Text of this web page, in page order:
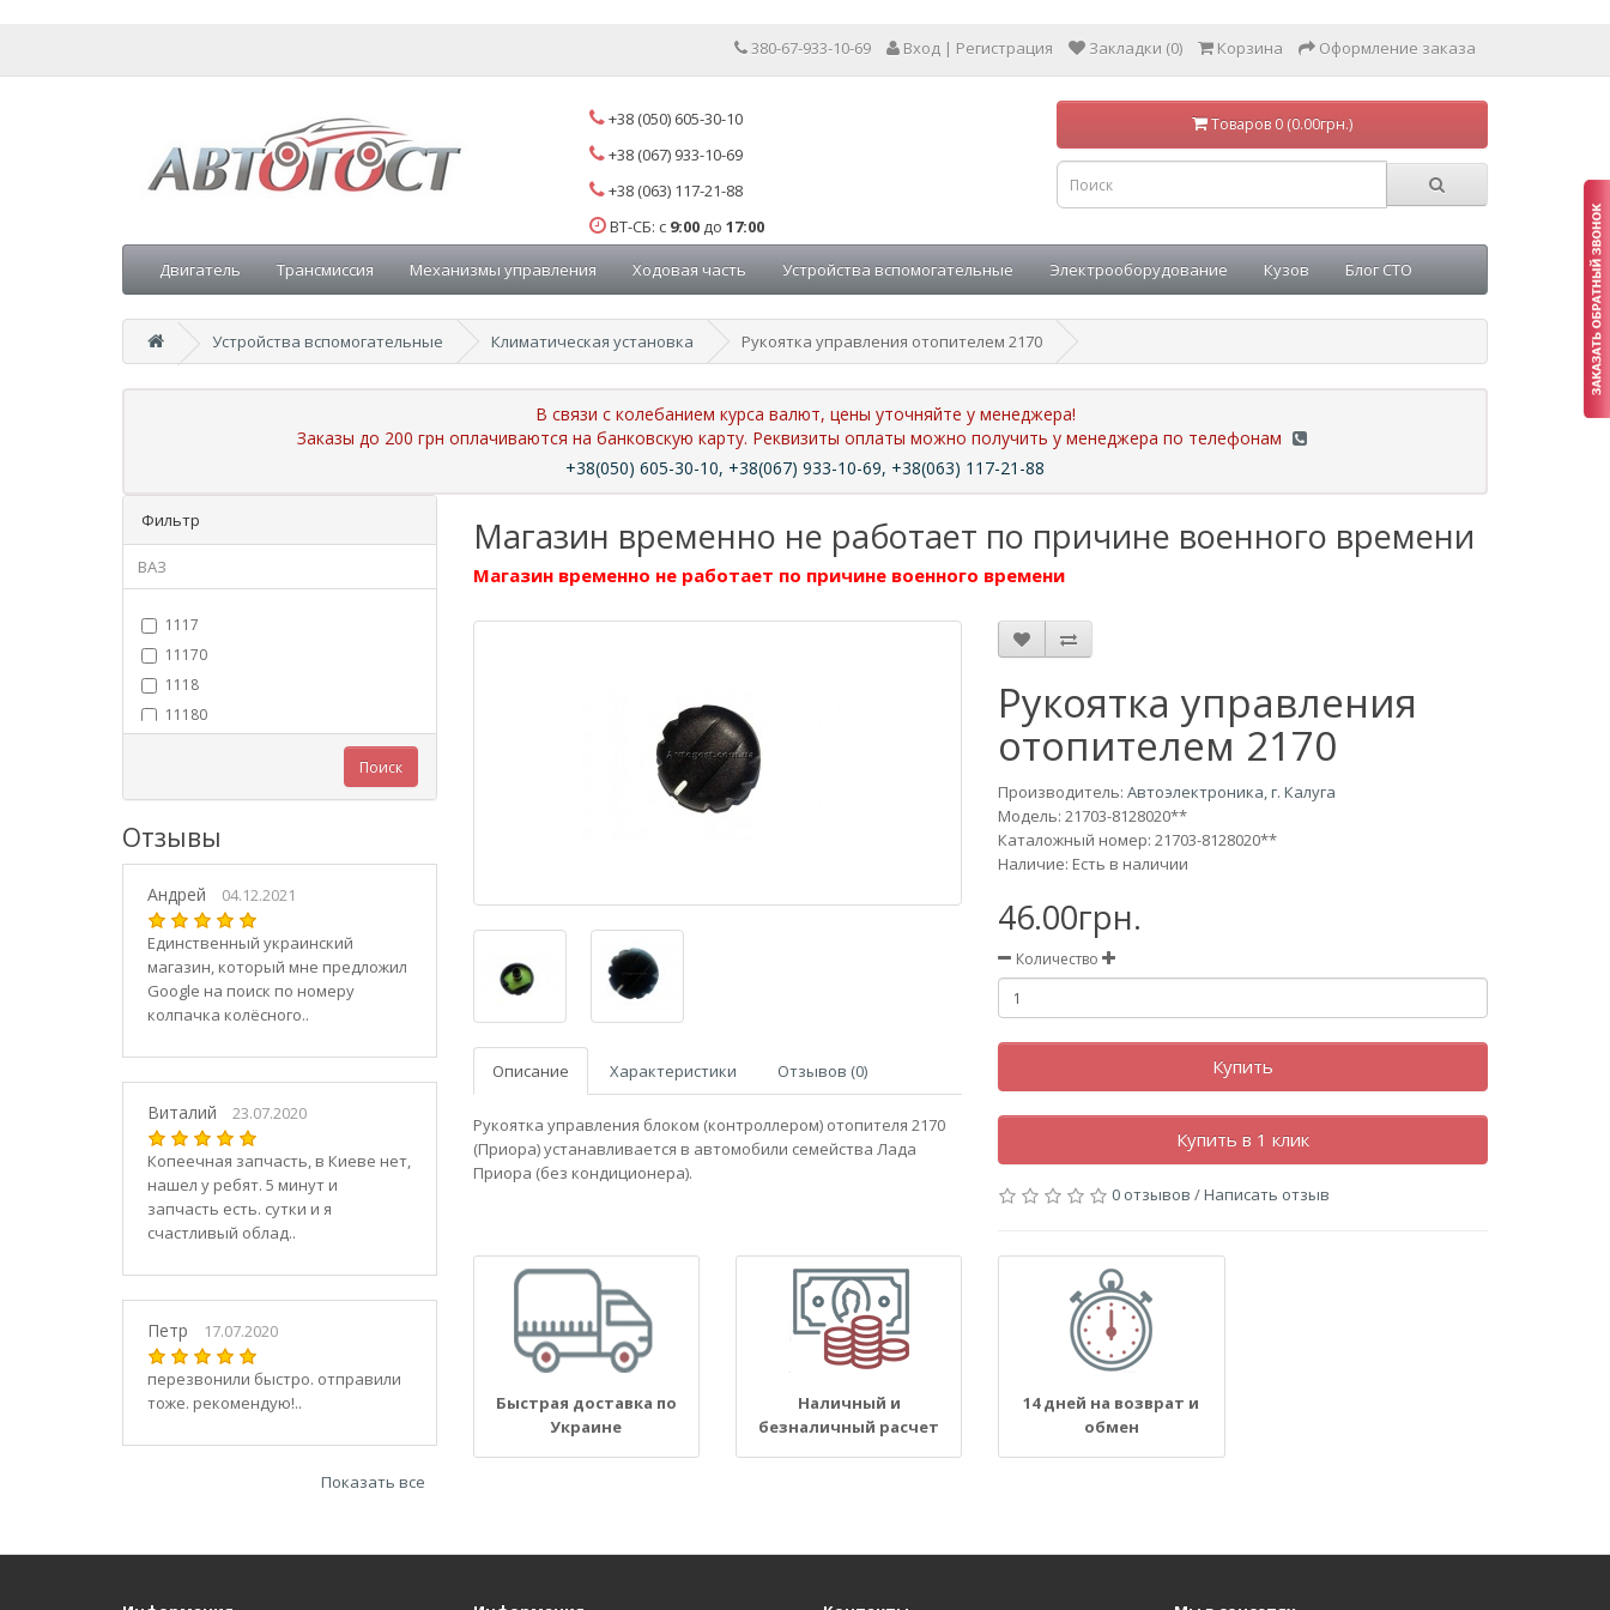
380-67-933-10-69 Вход | Регистрация Закладки (0) Корзина Оформление заказа
+38 (050) 605-30-10
+38 (067) 933-10-69
+38 (063) 117-21-88
ВТ-СБ: с 9:00 до 17:00
Товаров 0 (0.00грн.)
Двигатель Трансмиссия Механизмы управления Ходовая часть Устройства вспомогательные Электрооборудование Кузов Блог СТО
Устройства вспомогательные Климатическая установка Рукоятка управления отопителем 2170
В связи с колебанием курса валют, цены уточняйте у менеджера!
Заказы до 200 грн оплачиваются на банковскую карту. Реквизиты оплаты можно получить у менеджера по телефонам
+38(050) 605-30-10, +38(067) 933-10-69, +38(063) 117-21-88
Фильтр
ВАЗ
1117
11170
1118
11180
11186
1119
11190
11194
2101
21010
2102
21020
21040
21044
21047
2107
21070
21073
21083
Поиск
Отзывы
Андрей 04.12.2021
Единственный украинский
магазин, который мне предложил
Google на поиск по номеру
колпачка колёсного..
Виталий 23.07.2020
Копеечная запчасть, в Киеве нет,
нашел у ребят. 5 минут и
запчасть есть. сутки и я
счастливый облад..
Петр 17.07.2020
перезвонили быстро. отправили
тоже. рекомендую!..
Показать все
Магазин временно не работает по причине военного времени
Магазин временно не работает по причине военного времени
Описание Характеристики Отзывов (0)
Рукоятка управления блоком (контроллером) отопителя 2170
(Приора) устанавливается в автомобили семейства Лада
Приора (без кондиционера).
Рукоятка управления
отопителем 2170
Производитель:Автоэлектроника, г. Калуга
Модель:21703-8128020**
Каталожный номер: 21703-8128020**
Наличие: Есть в наличии
46.00грн.
Количество
Купить
Купить в 1 клик
0 отзывов /Написать отзыв
Быстрая доставка по
Украине
Наличный и
безналичный расчет
14 дней на возврат и
обмен